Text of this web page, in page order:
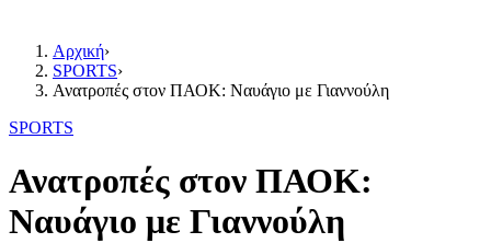
Αρχική›
SPORTS›
Ανατροπές στον ΠΑΟΚ: Ναυάγιο με Γιαννούλη
SPORTS
Ανατροπές στον ΠΑΟΚ:
Ναυάγιο με Γιαννούλη